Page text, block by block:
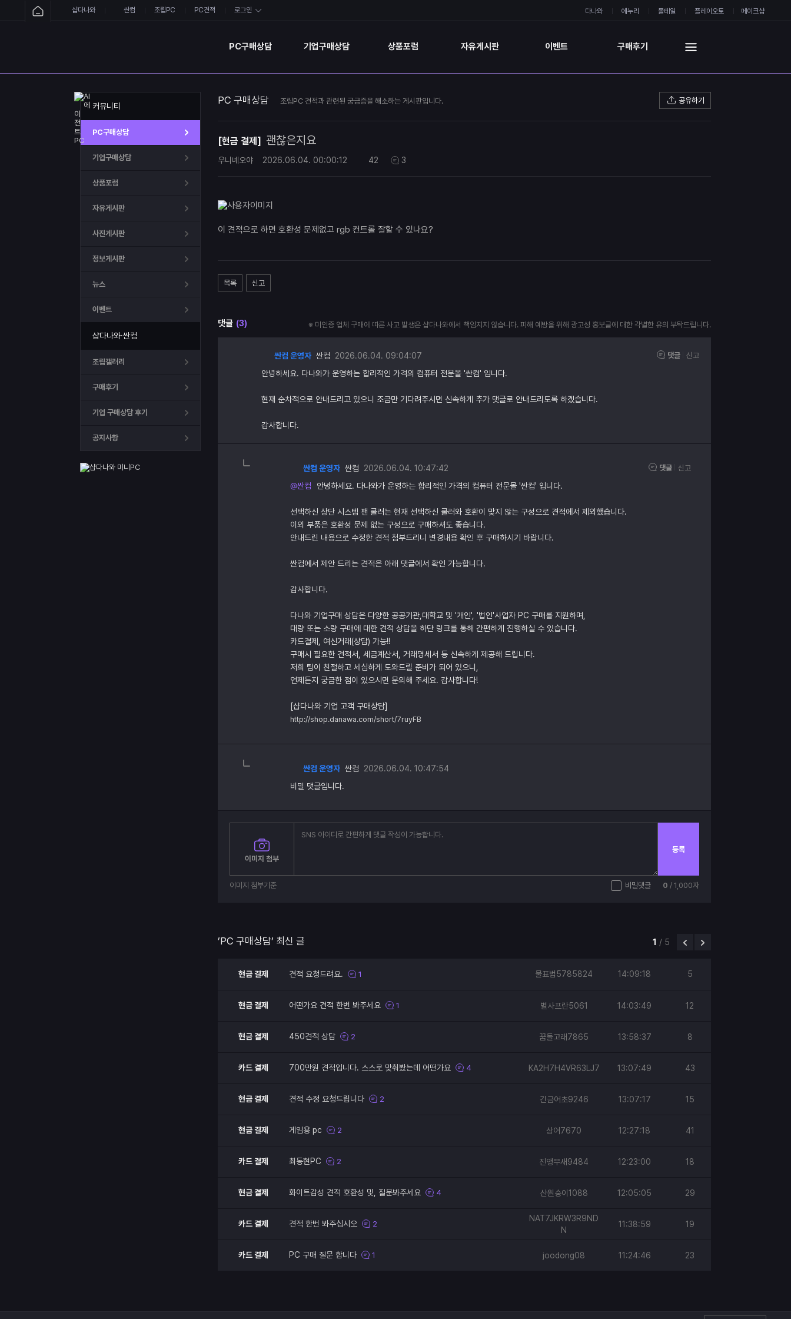
샵다나와 싼컴 조립PC PC견적 로그인 다나와 에누리 몰테일 플레이오토 메이크샵
PC구매상담 기업구매상담 상품포럼 자유게시판 이벤트 구매후기
커뮤니티
PC구매상담
기업구매상담
상품포럼
자유게시판
사진게시판
정보게시판
뉴스
이벤트
샵다나와·싼컴
조립갤러리
구매후기
기업 구매상담 후기
공지사항
PC 구매상담 조립PC 견적과 관련된 궁금증을 해소하는 게시판입니다. 공유하기
[현금 결제] 괜찮은지요
우니녜오야 2026.06.04. 00:00:12 42 3
이 견적으로 하면 호환성 문제없고 rgb 컨트롤 잘할 수 있나요?
목록 신고
댓글 (3) ※ 미인증 업체 구매에 따른 사고 발생은 샵다나와에서 책임지지 않습니다. 피해 예방을 위해 광고성 홍보글에 대한 각별한 유의 부탁드립니다.
싼컴 운영자 싼컴 2026.06.04. 09:04:07 댓글 신고
안녕하세요. 다나와가 운영하는 합리적인 가격의 컴퓨터 전문몰 '싼컴' 입니다.
현재 순차적으로 안내드리고 있으니 조금만 기다려주시면 신속하게 추가 댓글로 안내드리도록 하겠습니다.
감사합니다.
싼컴 운영자 싼컴 2026.06.04. 10:47:42 댓글 신고
@싼컴 안녕하세요. 다나와가 운영하는 합리적인 가격의 컴퓨터 전문몰 '싼컴' 입니다.
선택하신 상단 시스템 팬 쿨러는 현재 선택하신 쿨러와 호환이 맞지 않는 구성으로 견적에서 제외했습니다.
이외 부품은 호환성 문제 없는 구성으로 구매하셔도 좋습니다.
안내드린 내용으로 수정한 견적 첨부드리니 변경내용 확인 후 구매하시기 바랍니다.
싼컴에서 제안 드리는 견적은 아래 댓글에서 확인 가능합니다.
감사합니다.
다나와 기업구매 상담은 다양한 공공기관,대학교 및 '개인', '법인'사업자 PC 구매를 지원하며,
대량 또는 소량 구매에 대한 견적 상담을 하단 링크를 통해 간편하게 진행하실 수 있습니다.
카드결제, 여신거래(상담) 가능!!
구매시 필요한 견적서, 세금계산서, 거래명세서 등 신속하게 제공해 드립니다.
저희 팀이 친절하고 세심하게 도와드릴 준비가 되어 있으니,
언제든지 궁금한 점이 있으시면 문의해 주세요. 감사합니다!
[샵다나와 기업 고객 구매상담]
http://shop.danawa.com/short/7ruyFB
싼컴 운영자 싼컴
2026.06.04. 10:47:54
비밀 댓글입니다.
이미지 첨부
등록
이미지 첨부기준 비밀댓글 0 / 1,000자
’PC 구매상담’ 최신 글 1 / 5
현금 결제 견적 요청드려요. 1 물표범5785824 14:09:18 5
현금 결제 어떤가요 견적 한번 봐주세요 1 별사프란5061 14:03:49 12
현금 결제 450견적 상담 2 꿈돌고래7865 13:58:37 8
카드 결제 700만원 견적입니다. 스스로 맞춰봤는데 어떤가요 4 KA2H7H4VR63LJ7 13:07:49 43
현금 결제 견적 수정 요청드립니다 2 긴금어초9246 13:07:17 15
현금 결제 게임용 pc 2 상어7670 12:27:18 41
카드 결제 최동현PC 2 진앵무새9484 12:23:00 18
현금 결제 화이트감성 견적 호환성 및, 질문봐주세요 4 산원숭이1088 12:05:05 29
카드 결제 견적 한번 봐주십시오 2
NAT7JKRW3R9ND
N
11:38:59 19
카드 결제 PC 구매 질문 합니다 1 joodong08 11:24:46 23